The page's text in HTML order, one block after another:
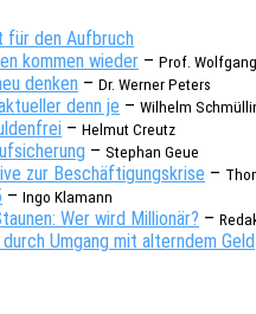
für den Aufbruch
kommen wieder – Prof.
denken – Dr. Werner Peters
denn je – Wilhelm
– Helmut Creutz
– Stephan Geue
zur Beschäf­ti­gungs­kri­se –
– Ingo Klamann
Wer wird Millio­när? –
Umgang mit altern­dem Geld